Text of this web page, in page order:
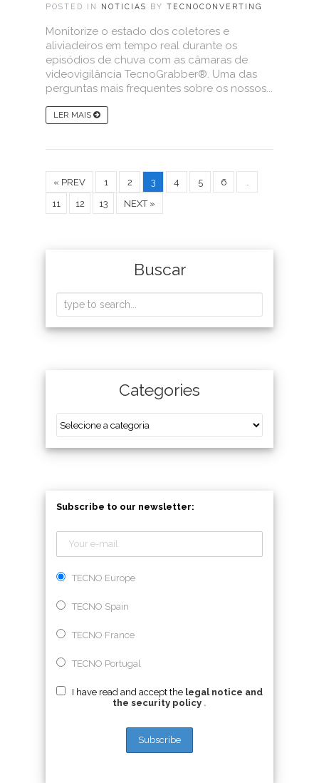
POSTED IN NOTICIAS BY TECNOCONVERTING
Monitorize o estado dos coletores e
aliviadeiros em tempo real durante os
episódios de chuva com as câmaras de
videovigilância TecnoGrabber®. Uma das
perguntas mais frequentes sobre os nossos...
LER MAIS
« PREV 1 2 3 4 5 6
…
11
12 13 NEXT »
Buscar
Categories
Subscribe to our newsletter:
TECNO Europe
TECNO Spain
TECNO France
TECNO Portugal
I have read and accept the legal notice and
the security policy .